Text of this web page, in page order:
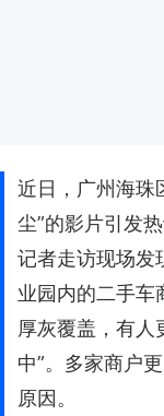
近日，广州海珠
尘”的影片引发
记者走访现场发
业园内的二手车
厚灰覆盖，有人
中”。多家商户
原因。